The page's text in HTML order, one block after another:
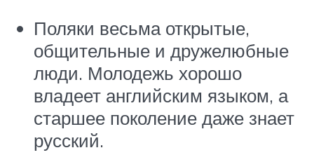
Поляки весьма открытые,
общительные и дружелюбные
люди. Молодежь хорошо
владеет английским языком, а
старшее поколение даже знает
русский.